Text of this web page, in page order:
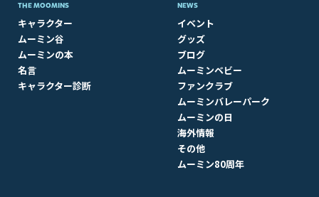
THE MOOMINS
キャラクター
ムーミン谷
ムーミンの本
名言
キャラクター診断
NEWS
イベント
グッズ
ブログ
ムーミンベビー
ファンクラブ
ムーミンバレーパーク
ムーミンの日
海外情報
その他
ムーミン80周年